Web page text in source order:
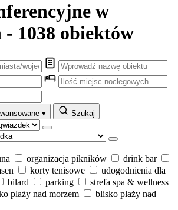
w
1038 obiektów
▾ Szukaj
organizacja pikników
drink bar
korty tenisowe
udogodnienia dla
bilard parking
strefa spa & wellness
plaży nad morzem
blisko plaży nad